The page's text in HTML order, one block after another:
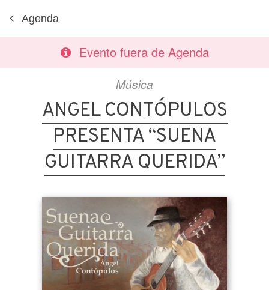
Agenda
Evento fuera de Agenda
Música
ANGEL CONTÓPULOS
PRESENTA “SUENA
GUITARRA QUERIDA”